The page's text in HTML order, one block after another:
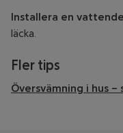
Installera en
läcka.
Fler tips
Översvämning i hus –